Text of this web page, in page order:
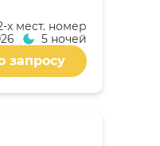
x мест. номер
5 ночей
запросу